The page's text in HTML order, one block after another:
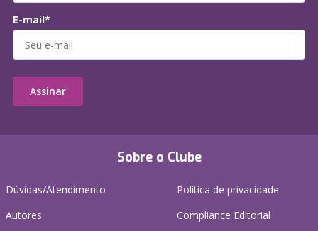
Sobre o Clube
Dúvidas/Atendimento
Autores
Política de privacidade
Compliance Editorial
E-mail*
Assinar